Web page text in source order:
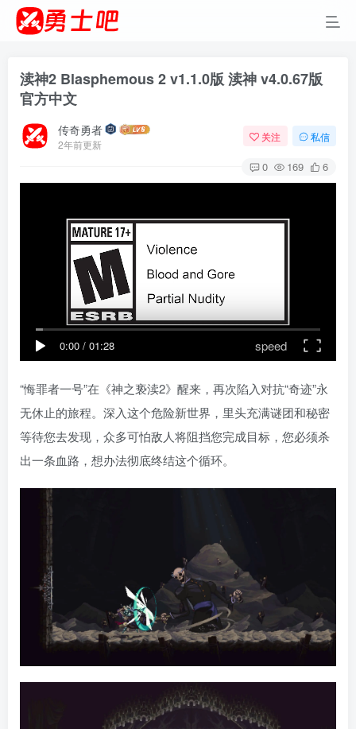
渎神2 Blasphemous 2 v1.1.0版 渎神 v4.0.67版
官方中文
传奇勇者
2年前更新
关注 私信
0 169 6
0:00 / 01:28 speed
“悔罪者一号”在《神之亵渎2》醒来，再次陷入对抗“奇迹”永
无休止的旅程。深入这个危险新世界，里头充满谜团和秘密
等待您去发现，众多可怕敌人将阻挡您完成目标，您必须杀
出一条血路，想办法彻底终结这个循环。